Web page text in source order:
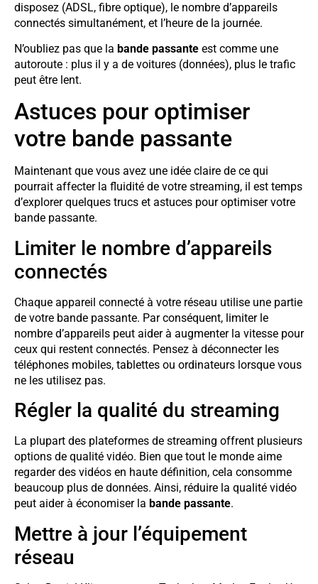
disposez (ADSL, fibre optique), le nombre d’appareils
connectés simultanément, et l’heure de la journée.
N’oubliez pas que la bande passante est comme une
autoroute : plus il y a de voitures (données), plus le trafic
peut être lent.
Astuces pour optimiser
votre bande passante
Maintenant que vous avez une idée claire de ce qui
pourrait affecter la fluidité de votre streaming, il est temps
d’explorer quelques trucs et astuces pour optimiser votre
bande passante.
Limiter le nombre d’appareils
connectés
Chaque appareil connecté à votre réseau utilise une partie
de votre bande passante. Par conséquent, limiter le
nombre d’appareils peut aider à augmenter la vitesse pour
ceux qui restent connectés. Pensez à déconnecter les
téléphones mobiles, tablettes ou ordinateurs lorsque vous
ne les utilisez pas.
Régler la qualité du streaming
La plupart des plateformes de streaming offrent plusieurs
options de qualité vidéo. Bien que tout le monde aime
regarder des vidéos en haute définition, cela consomme
beaucoup plus de données. Ainsi, réduire la qualité vidéo
peut aider à économiser la bande passante.
Mettre à jour l’équipement
réseau